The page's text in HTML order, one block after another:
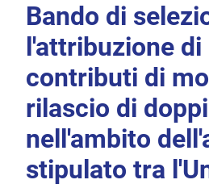
Bando di
l'attribuzione di
contributi di
rilascio di
nell'ambito
stipulato tra